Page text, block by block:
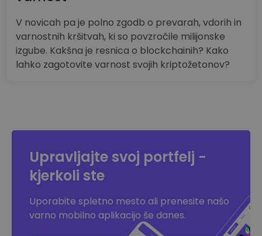
V novicah pa je polno zgodb o prevarah, vdorih in
varnostnih kršitvah, ki so povzročile milijonske
izgube. Kakšna je resnica o blockchainih? Kako
lahko zagotovite varnost svojih kriptožetonov?
Upravljajte svoj portfelj -
kjerkoli ste
Uporabite spletno mesto ali prenesite našo
varno mobilno aplikacijo še danes.